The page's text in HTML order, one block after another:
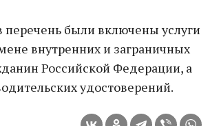
перечень были включены услуги
внутренних и заграничных
Российской Федерации, а
удостоверений.